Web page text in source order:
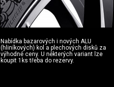
Nabídka bazarových i nových ALU
(hliníkových) kol a plechových disků za
výhodné ceny. U některých variant lze
koupit 1ks třeba do rezervy.